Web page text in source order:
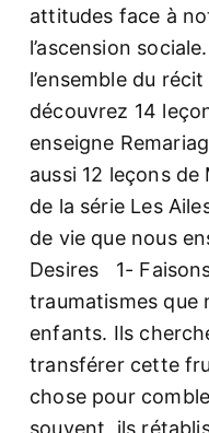
attitudes face à
l’ascension
l’ensemble du
découvrez 14
enseigne
aussi 12 leçons
de la série Les
de vie que nous
Desires 1-
traumatismes que
enfants. Ils
transférer cette
chose pour
souvent, ils